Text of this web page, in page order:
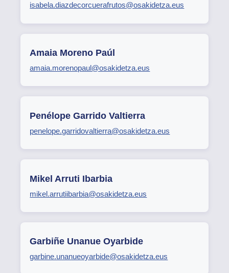
isabela.diazdecorcuerafrutos@osakidetza.eus
Amaia Moreno Paúl
amaia.morenopaul@osakidetza.eus
Penélope Garrido Valtierra
penelope.garridovaltierra@osakidetza.eus
Mikel Arruti Ibarbia
mikel.arrutiibarbia@osakidetza.eus
Garbiñe Unanue Oyarbide
garbine.unanueoyarbide@osakidetza.eus